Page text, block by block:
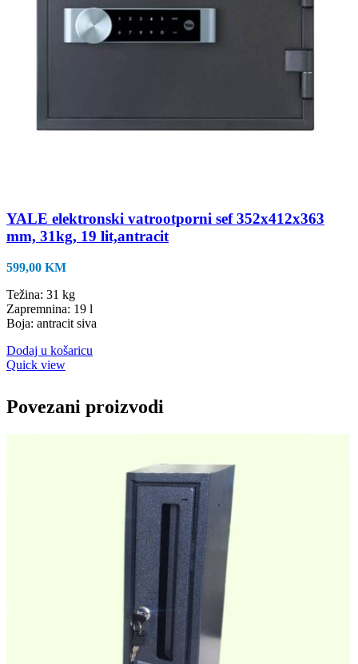
YALE elektronski vatrootporni sef 352x412x363
mm, 31kg, 19 lit,antracit
599,00 KM
Težina: 31 kg
Zapremnina: 19 l
Boja: antracit siva
Dodaj u košaricu
Quick view
Povezani proizvodi